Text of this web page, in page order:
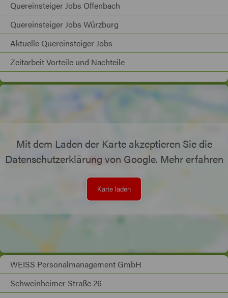
Quereinsteiger Jobs Offenbach
Quereinsteiger Jobs Würzburg
Aktuelle Quereinsteiger Jobs
Zeitarbeit Vorteile und Nachteile
Mit dem Laden der Karte akzeptieren Sie die
Datenschutzerklärung von Google. Mehr erfahren
Karte laden
WEISS Personalmanagement GmbH
Schweinheimer Straße 26